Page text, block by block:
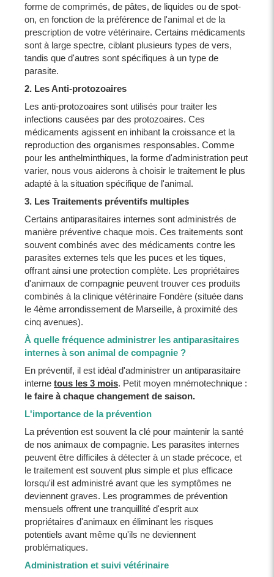
forme de comprimés, de pâtes, de liquides ou de spot-
on, en fonction de la préférence de l'animal et de la
prescription de votre vétérinaire. Certains médicaments
sont à large spectre, ciblant plusieurs types de vers,
tandis que d'autres sont spécifiques à un type de
parasite.
2. Les Anti-protozoaires
Les anti-protozoaires sont utilisés pour traiter les
infections causées par des protozoaires. Ces
médicaments agissent en inhibant la croissance et la
reproduction des organismes responsables. Comme
pour les anthelminthiques, la forme d'administration peut
varier, nous vous aiderons à choisir le traitement le plus
adapté à la situation spécifique de l'animal.
3. Les Traitements préventifs multiples
Certains antiparasitaires internes sont administrés de
manière préventive chaque mois. Ces traitements sont
souvent combinés avec des médicaments contre les
parasites externes tels que les puces et les tiques,
offrant ainsi une protection complète. Les propriétaires
d'animaux de compagnie peuvent trouver ces produits
combinés à la clinique vétérinaire Fondère (située dans
le 4ème arrondissement de Marseille, à proximité des
cinq avenues).
À quelle fréquence administrer les antiparasitaires
internes à son animal de compagnie ?
En préventif, il est idéal d'administrer un antiparasitaire
interne tous les 3 mois. Petit moyen mnémotechnique :
le faire à chaque changement de saison.
L'importance de la prévention
La prévention est souvent la clé pour maintenir la santé
de nos animaux de compagnie. Les parasites internes
peuvent être difficiles à détecter à un stade précoce, et
le traitement est souvent plus simple et plus efficace
lorsqu'il est administré avant que les symptômes ne
deviennent graves. Les programmes de prévention
mensuels offrent une tranquillité d'esprit aux
propriétaires d'animaux en éliminant les risques
potentiels avant même qu'ils ne deviennent
problématiques.
Administration et suivi vétérinaire